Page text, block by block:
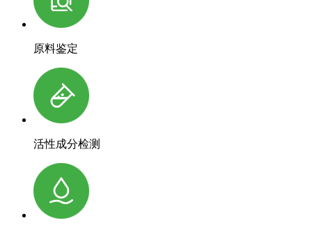
原料鉴定
活性成分检测